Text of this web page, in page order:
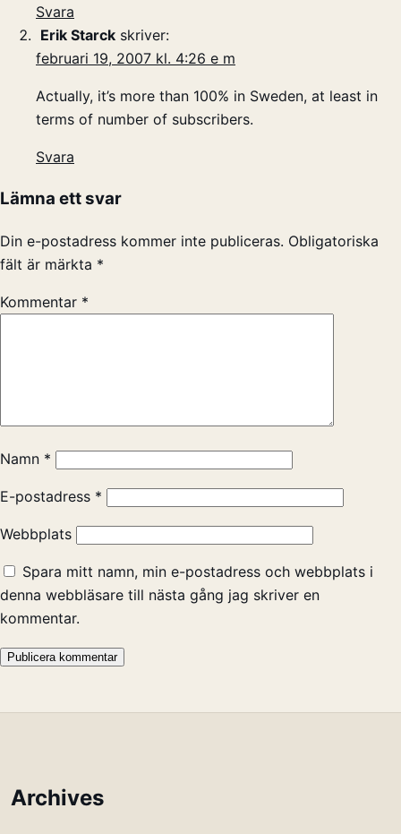
Svara
Erik Starck skriver:
februari 19, 2007 kl. 4:26 e m
Actually, it’s more than 100% in Sweden, at least in
terms of number of subscribers.
Svara
Lämna ett svar
Din e-postadress kommer inte publiceras. Obligatoriska
fält är märkta *
Kommentar *
Namn *
E-postadress *
Webbplats
Spara mitt namn, min e-postadress och webbplats i
denna webbläsare till nästa gång jag skriver en
kommentar.
Archives